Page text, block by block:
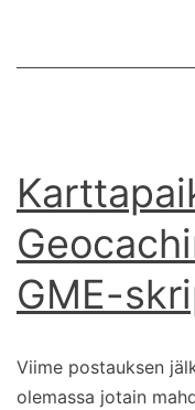
GME-
Viime postauksen
olemassa jotain